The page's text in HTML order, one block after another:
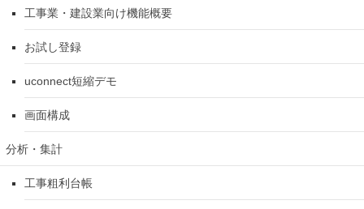
工事業・建設業向け機能概要
お試し登録
uconnect短縮デモ
画面構成
分析・集計
工事粗利台帳